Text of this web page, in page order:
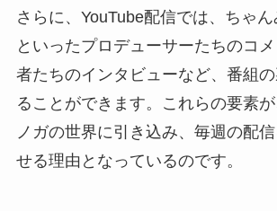
さらに、YouTube配信では、ちゃ
といったプロデューサーたちのコ
者たちのインタビューなど、番組
ることができます。これらの要素
ノガの世界に引き込み、毎週の配
せる理由となっているのです。